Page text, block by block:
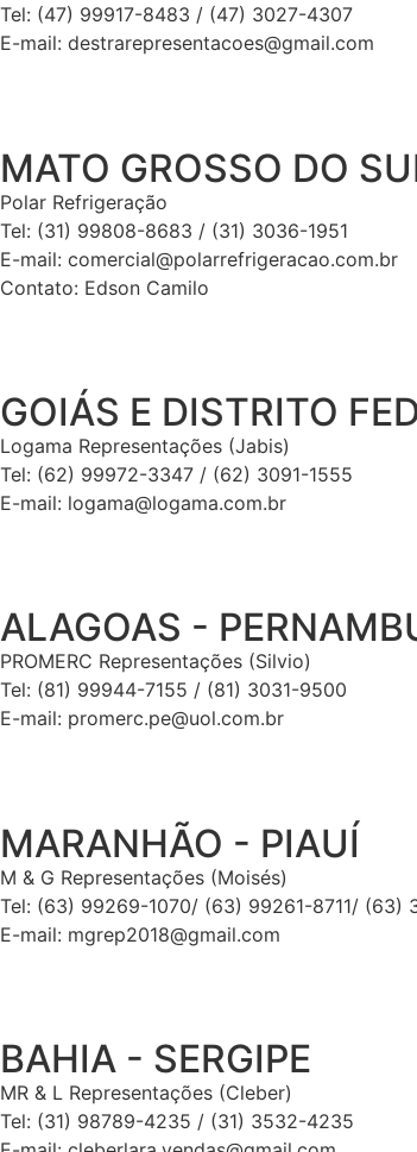
Tel: (47) 99917-8483 / (47) 3027-4307
E-mail: destrarepresentacoes@gmail.com
MATO GROSSO DO
Polar Refrigeração
Tel: (31) 99808-8683 / (31) 3036-1951
E-mail: comercial@polarrefrigeracao.com.br
Contato: Edson Camilo
GOIÁS E DISTRITO
Logama Representações (Jabis)
Tel: (62) 99972-3347 / (62) 3091-1555
E-mail: logama@logama.com.br
ALAGOAS -
PROMERC Representações (Silvio)
Tel: (81) 99944-7155 / (81) 3031-9500
E-mail: promerc.pe@uol.com.br
MARANHÃO - PIAUÍ
M & G Representações (Moisés)
Tel: (63) 99269-1070/ (63) 99261-8711/ (63)
E-mail: mgrep2018@gmail.com
BAHIA - SERGIPE
MR & L Representações (Cleber)
Tel: (31) 98789-4235 / (31) 3532-4235